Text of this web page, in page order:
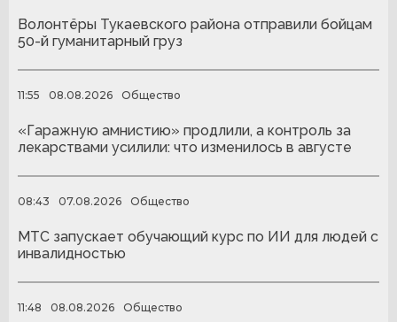
Волонтёры Тукаевского района отправили бойцам
50-й гуманитарный груз
11:55 08.08.2026 Общество
«Гаражную амнистию» продлили, а контроль за
лекарствами усилили: что изменилось в августе
08:43 07.08.2026 Общество
МТС запускает обучающий курс по ИИ для людей с
инвалидностью
11:48 08.08.2026 Общество